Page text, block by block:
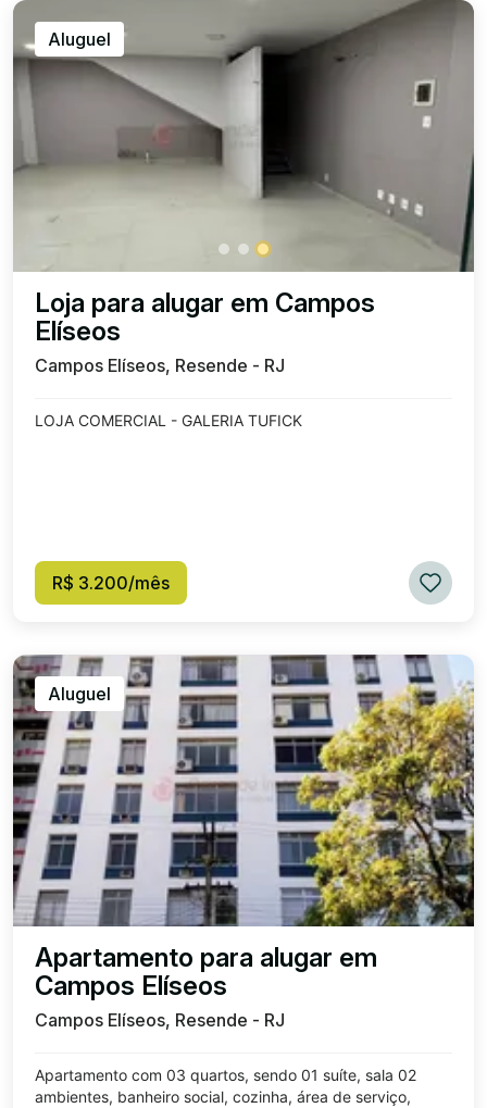
Aluguel
Loja para alugar em Campos
Elíseos
Campos Elíseos, Resende - RJ
LOJA COMERCIAL - GALERIA TUFICK
R$ 3.200/mês
Aluguel
Apartamento para alugar em
Campos Elíseos
Campos Elíseos, Resende - RJ
Apartamento com 03 quartos, sendo 01 suíte, sala 02
ambientes, banheiro social, cozinha, área de serviço,